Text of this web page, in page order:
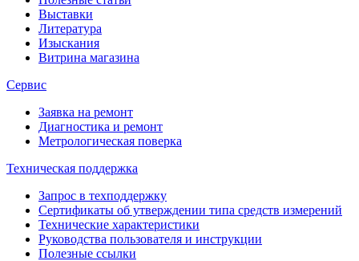
Выставки
Литература
Изыскания
Витрина магазина
Сервис
Заявка на ремонт
Диагностика и ремонт
Метрологическая поверка
Техническая поддержка
Запрос в техподдержку
Сертификаты об утверждении типа средств измерений
Технические характеристики
Руководства пользователя и инструкции
Полезные ссылки